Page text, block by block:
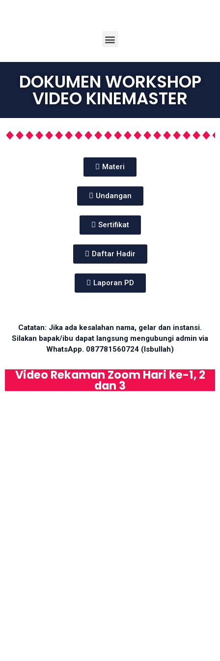
DOKUMEN WORKSHOP
VIDEO KINEMASTER
Materi
Undangan
Sertifikat
Daftar Hadir
Laporan PD
Catatan: Jika ada kesalahan nama, gelar dan instansi.
Silakan bapak/ibu dapat langsung mengubungi admin via
WhatsApp. 087781560724 (Isbullah)
Video Rekaman Zoom Hari ke-1, 2
dan 3